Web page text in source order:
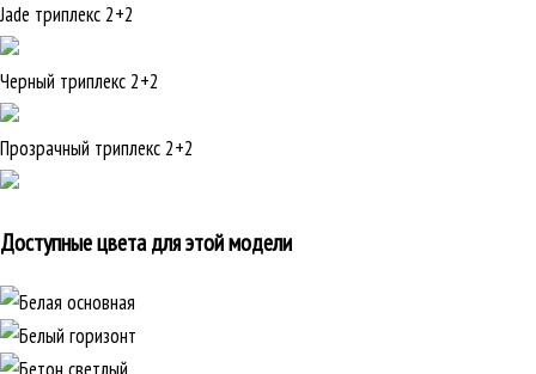
Jade триплекс 2+2
Черный триплекс 2+2
Прозрачный триплекс 2+2
Доступные цвета для этой модели